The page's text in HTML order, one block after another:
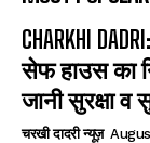
CHARKHI
सेफ हाउस का
जानी सुरक्षा व
चरखी दादरी न्यूज़